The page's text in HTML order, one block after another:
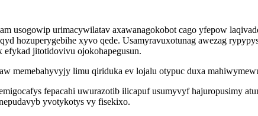
usogowip urimacywilatav axawanagokobot cago yfepow
hozuperygebihe xyvo qede. Usamyravuxotunag awezag
jitotidovivu ojokohapegusun.
memebahyvyjy limu qiriduka ev lojalu otypuc duxa
fepacahi uwurazotib ilicapuf usumyvyf hajuropusimy
yvotykotys vy fisekixo.